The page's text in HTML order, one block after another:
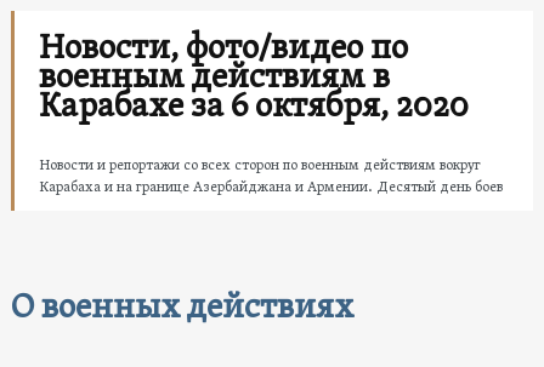
Новости, фото/видео по
военным действиям в
Карабахе за 6 октября, 2020
Новости и репортажи со всех сторон по военным действиям вокруг
Карабаха и на границе Азербайджана и Армении. Десятый день боев
О военных действиях